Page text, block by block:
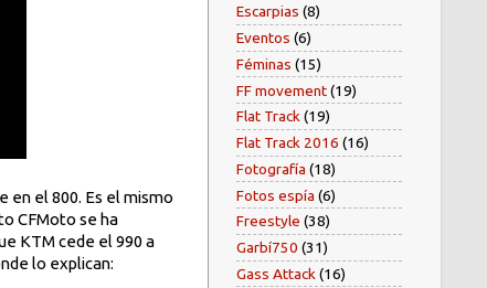
en el 800. Es el mismo
CFMoto se ha
KTM cede el 990 a
lo explican:
Escarpias (8)
Eventos (6)
Féminas (15)
FF movement(19)
Flat Track(19)
Flat Track 2016 (16)
Fotografía (18)
Fotos espía (6)
Freestyle (38)
Garbí750 (31)
Gass Attack (16)